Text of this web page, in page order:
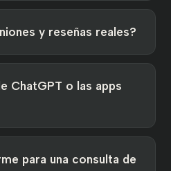
y reseñas reales?
ChatGPT o las apps
para una consulta de